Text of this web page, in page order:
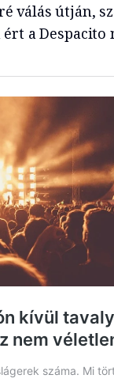
válás útján,
a Despacito